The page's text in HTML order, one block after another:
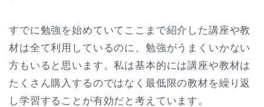
すでに勉強を始めていてここまで紹介した講座や教
材は全て利用しているのに、勉強がうまくいかない
方もいると思います。私は基本的には講座や教材は
たくさん購入するのではなく最低限の教材を繰り返
し学習することが有効だと考えています。